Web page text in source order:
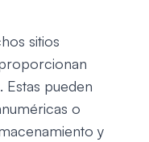
sitios
Estas pueden
o
y